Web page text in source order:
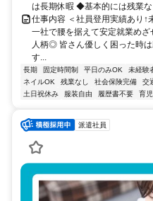
は長期休暇 ◆基本的には残業な
仕事内容 ＜社員登用実績あり
一社で腰を据えて安定就業め
人柄◎ 皆さん優しく困った時
す...
長期 固定時間制 平日のみOK 未経験
ネイルOK
残業なし 社会保険完備 交
土日祝休み
服装自由 履歴書不要 育
派遣社員